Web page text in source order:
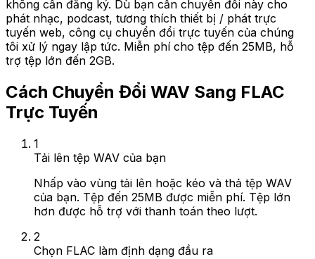
không cần đăng ký. Dù bạn cần chuyển đổi này cho
phát nhạc, podcast, tương thích thiết bị / phát trực
tuyến web, công cụ chuyển đổi trực tuyến của chúng
tôi xử lý ngay lập tức. Miễn phí cho tệp đến 25MB, hỗ
trợ tệp lớn đến 2GB.
Cách Chuyển Đổi WAV Sang FLAC
Trực Tuyến
1
Tải lên tệp WAV của bạn
Nhấp vào vùng tải lên hoặc kéo và thả tệp WAV
của bạn. Tệp đến 25MB được miễn phí. Tệp lớn
hơn được hỗ trợ với thanh toán theo lượt.
2
Chọn FLAC làm định dạng đầu ra